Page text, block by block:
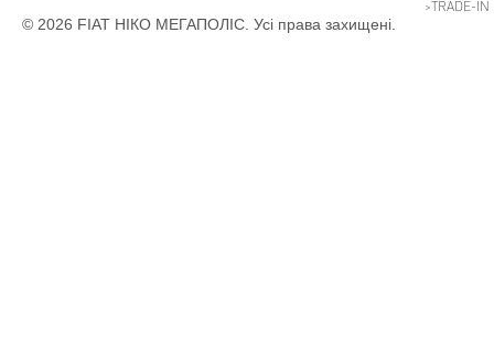
TRADE-IN
© 2026 FIAT НІКО МЕГАПОЛІС. Усі права захищені.